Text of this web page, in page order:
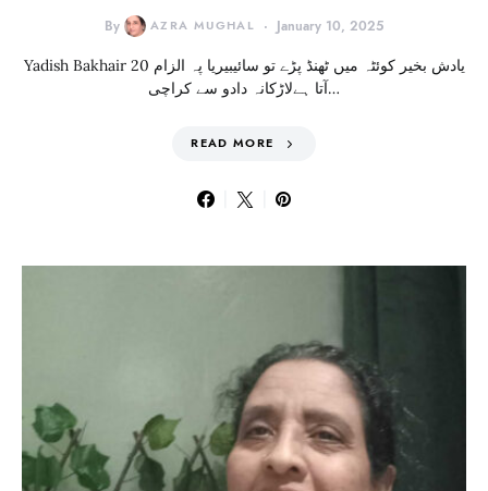
By AZRA MUGHAL January 10, 2025
Yadish Bakhair 20 یادش بخیر کوئٹہ میں ٹھنڈ پڑے تو سائیبیریا پہ الزام
آتا ہےلاڑکانہ دادو سے کراچی…
READ MORE